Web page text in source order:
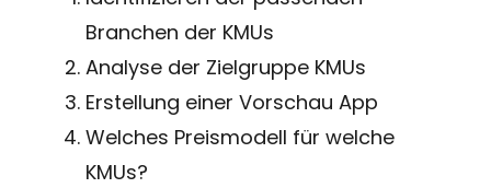
Branchen der KMUs
Analyse der Zielgruppe KMUs
Erstellung einer Vorschau App
Welches Preismodell für welche
KMUs?